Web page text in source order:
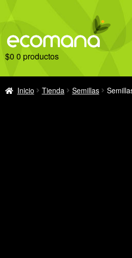
Ir
la
navegación
Ir
contenido
Inicio
Antes de comprar
$0 0 productos
Inicio Tienda Semillas